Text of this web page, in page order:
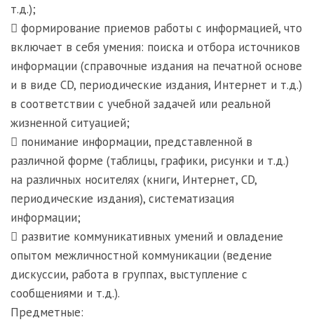
т.д.);
 формирование приемов работы с информацией, что
включает в себя умения: поиска и отбора источников
информации (справочные издания на печатной основе
и в виде CD, периодические издания, Интернет и т.д.)
в соответствии с учебной задачей или реальной
жизненной ситуацией;
 понимание информации, представленной в
различной форме (таблицы, графики, рисунки и т.д.)
на различных носителях (книги, Интернет, CD,
периодические издания), систематизация
информации;
 развитие коммуникативных умений и овладение
опытом межличностной коммуникации (ведение
дискуссии, работа в группах, выступление с
сообщениями и т.д.).
Предметные: